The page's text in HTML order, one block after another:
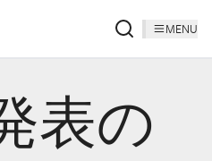
MENU
表の